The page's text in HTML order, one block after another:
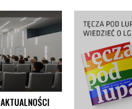
AKTUALNOŚCI